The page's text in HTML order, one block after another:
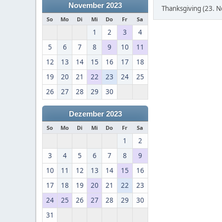
November 2023
So Mo Di Mi Do Fr Sa
1 2 3
4
5
6 7 8 9 10
11
12
13 14 15 16 17
18
19
20 21 22 23 24
25
26
27 28 29 30
Dezember 2023
So Mo Di Mi Do Fr Sa
1
2
3
4 5 6 7 8
9
10
11 12 13 14 15
16
17
18 19 20 21 22
23
24
25 26 27 28 29
30
31
Thanksgiving (23.